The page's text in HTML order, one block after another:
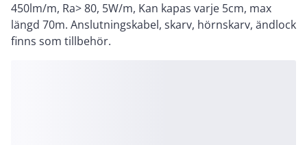
450lm/m, Ra> 80, 5W/m, Kan kapas varje 5cm, max
längd 70m. Anslutningskabel, skarv, hörnskarv, ändlock
finns som tillbehör.